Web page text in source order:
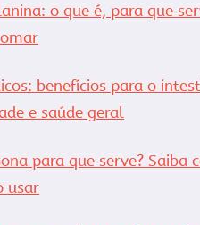
o que é, para que
benefícios para o
e saúde geral
para que serve? Saiba
usar